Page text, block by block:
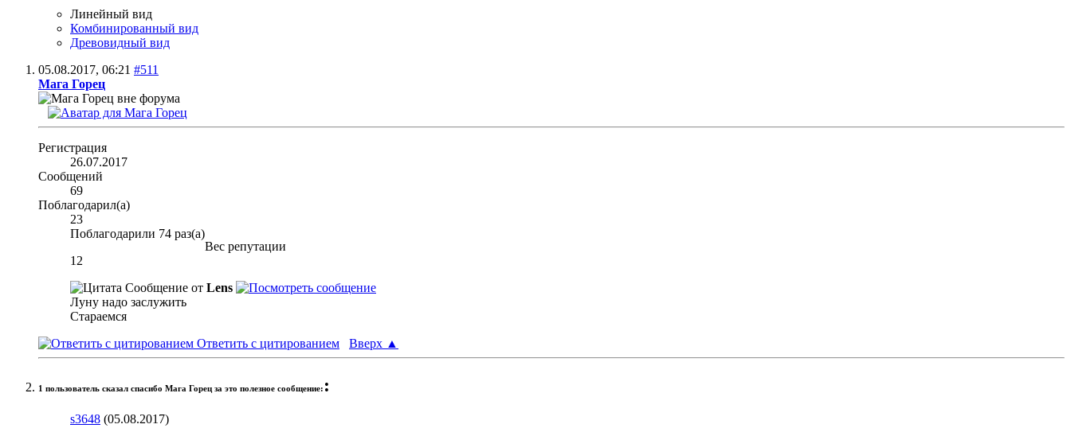
Линейный вид
Комбинированный вид
Древовидный вид
05.08.2017, 06:21 #511
Мага Горец
Регистрация
26.07.2017
Сообщений
69
Поблагодарил(а)
23
Поблагодарили 74 раз(а)
Вес репутации
12
Сообщение от Lens
Луну надо заслужить
Стараемся
Ответить с цитированием
Вверх ▲
1 пользователь сказал cпасибо Мага Горец за это полезное сообщение: :
s3648 (05.08.2017)